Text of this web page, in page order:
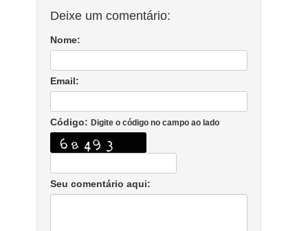
Deixe um comentário:
Nome:
Email:
Código: Digite o código no campo ao lado
Seu comentário aqui: